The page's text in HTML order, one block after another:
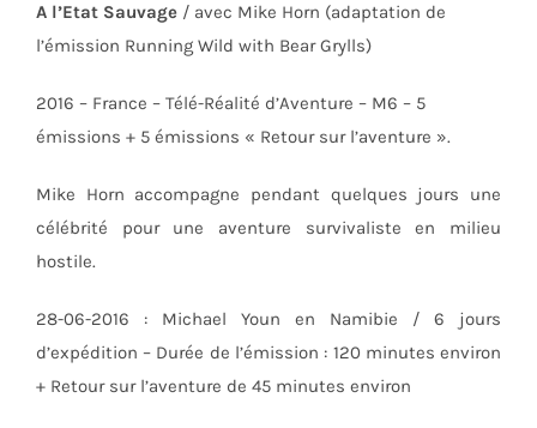
A l’Etat Sauvage/ avec Mike Horn (adaptation de
l’émission Running Wild with Bear Grylls)
2016 – France – Télé-Réalité d’Aventure – M6 – 5
émissions + 5 émissions « Retour sur l’aventure ».
Mike Horn accompagne pendant quelques jours une
célébrité pour une aventure survivaliste en milieu
hostile.
28-06-2016 : Michael Youn en Namibie / 6 jours
d’expédition – Durée de l’émission : 120 minutes environ
+ Retour sur l’aventure de 45 minutes environ